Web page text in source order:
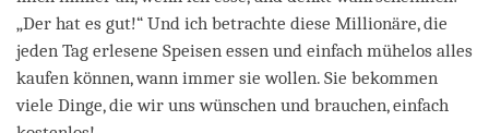
„Der hat es gut!“ Und ich betrachte diese Millionäre, die
jeden Tag erlesene Speisen essen und einfach mühelos alles
kaufen können, wann immer sie wollen. Sie bekommen
viele Dinge, die wir uns wünschen und brauchen, einfach